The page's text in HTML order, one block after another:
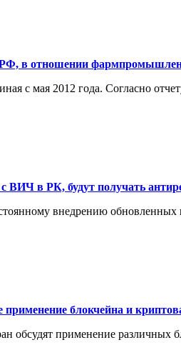
в отношении
с мая 2012 года. Согласно
ВИЧ в РК, будут получать
внедрению
блокчейна и
обсудят применение различных